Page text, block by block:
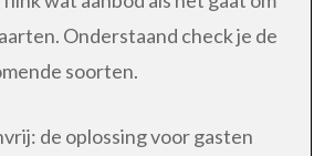
Onderstaand check je de
soorten.
de oplossing voor gasten